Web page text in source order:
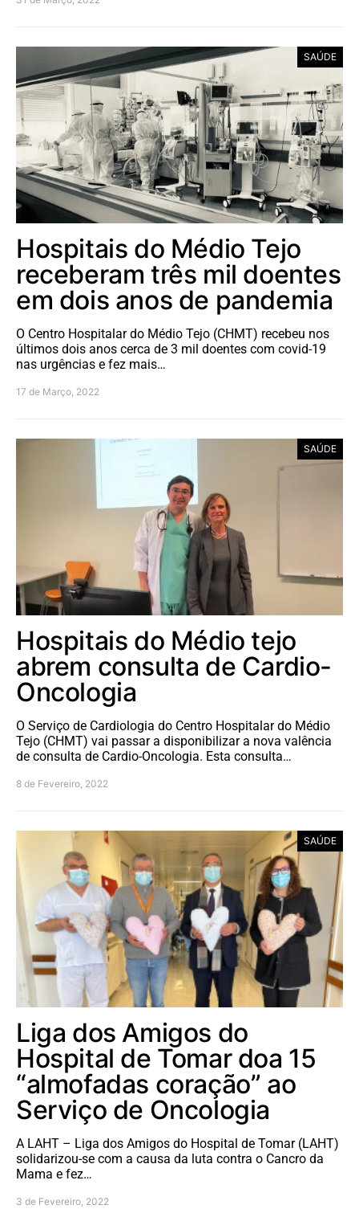
SAÚDE
Hospitais do Médio Tejo
receberam três mil doentes
em dois anos de pandemia
O Centro Hospitalar do Médio Tejo (CHMT) recebeu nos
últimos dois anos cerca de 3 mil doentes com covid-19
nas urgências e fez mais…
17 de Março, 2022
SAÚDE
Hospitais do Médio tejo
abrem consulta de Cardio-
Oncologia
O Serviço de Cardiologia do Centro Hospitalar do Médio
Tejo (CHMT) vai passar a disponibilizar a nova valência
de consulta de Cardio-Oncologia. Esta consulta…
8 de Fevereiro, 2022
SAÚDE
Liga dos Amigos do
Hospital de Tomar doa 15
“almofadas coração” ao
Serviço de Oncologia
A LAHT – Liga dos Amigos do Hospital de Tomar (LAHT)
solidarizou-se com a causa da luta contra o Cancro da
Mama e fez…
3 de Fevereiro, 2022